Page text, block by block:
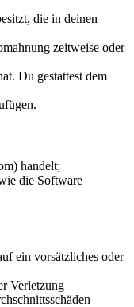
die in deinen
zeitweise oder
Du gestattest dem
handelt;
die Software
ein vorsätzliches oder
Verletzung